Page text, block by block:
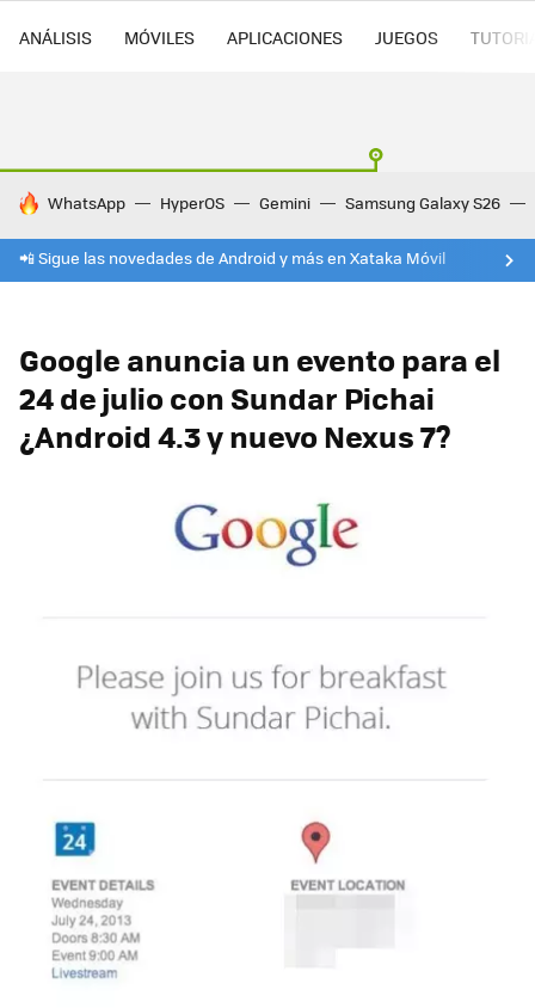
ANÁLISIS MÓVILES APLICACIONES JUEGOS
HOY SE HABLA DE
WhatsApp HyperOS Gemini Samsung Galaxy S26
📲 Sigue las novedades de Android y más en Xataka Móvil
Google anuncia un evento para el
24 de julio con Sundar Pichai
¿Android 4.3 y nuevo Nexus 7?